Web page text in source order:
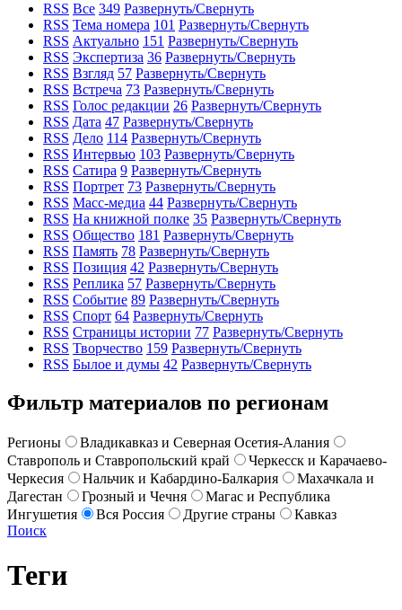
RSS Все 349 Развернуть/Свернуть
RSS Тема номера 101 Развернуть/Свернуть
RSS Актуально 151 Развернуть/Свернуть
RSS Экспертиза 36 Развернуть/Свернуть
RSS Взгляд 57 Развернуть/Свернуть
RSS Встреча 73 Развернуть/Свернуть
RSS Голос редакции 26 Развернуть/Свернуть
RSS Дата 47 Развернуть/Свернуть
RSS Дело 114 Развернуть/Свернуть
RSS Интервью 103 Развернуть/Свернуть
RSS Сатира 9 Развернуть/Свернуть
RSS Портрет 73 Развернуть/Свернуть
RSS Масс-медиа 44 Развернуть/Свернуть
RSS На книжной полке 35 Развернуть/Свернуть
RSS Общество 181 Развернуть/Свернуть
RSS Память 78 Развернуть/Свернуть
RSS Позиция 42 Развернуть/Свернуть
RSS Реплика 57 Развернуть/Свернуть
RSS Событие 89 Развернуть/Свернуть
RSS Спорт 64 Развернуть/Свернуть
RSS Страницы истории 77 Развернуть/Свернуть
RSS Творчество 159 Развернуть/Свернуть
RSS Былое и думы 42 Развернуть/Свернуть
Фильтр материалов по регионам
Регионы
Владикавказ и Северная Осетия-Алания
Ставрополь и Ставропольский край
Черкесск и Карачаево-
Черкесия
Нальчик и Кабардино-Балкария
Махачкала и
Дагестан
Грозный и Чечня
Магас и Республика
Ингушетия
Вся Россия Другие страны
Кавказ
Поиск
Теги